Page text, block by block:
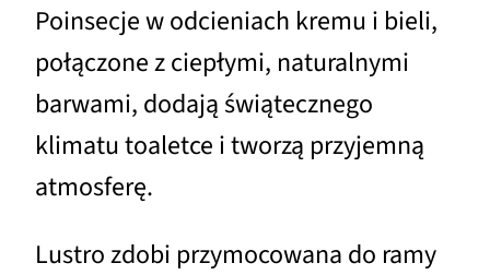
Poinsecje w odcieniach kremu i bieli,
połączone z ciepłymi, naturalnymi
barwami, dodają świątecznego
klimatu toaletce i tworzą przyjemną
atmosferę.
Lustro zdobi przymocowana do ramy